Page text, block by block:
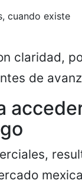
cuando existe
claridad,
de